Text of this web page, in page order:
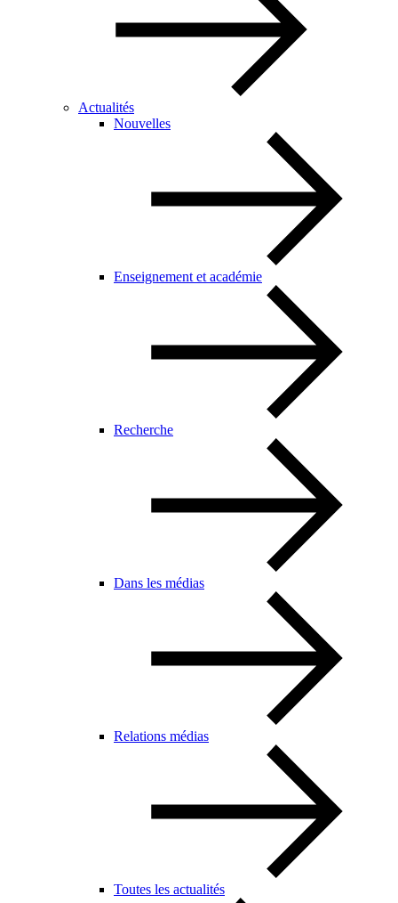
Actualités
Nouvelles
Enseignement et académie
Recherche
Dans les médias
Relations médias
Toutes les actualités